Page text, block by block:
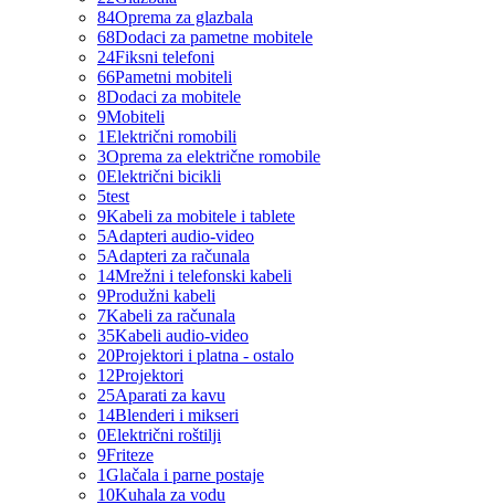
84Oprema za glazbala
68Dodaci za pametne mobitele
24Fiksni telefoni
66Pametni mobiteli
8Dodaci za mobitele
9Mobiteli
1Električni romobili
3Oprema za električne romobile
0Električni bicikli
5test
9Kabeli za mobitele i tablete
5Adapteri audio-video
5Adapteri za računala
14Mrežni i telefonski kabeli
9Produžni kabeli
7Kabeli za računala
35Kabeli audio-video
20Projektori i platna - ostalo
12Projektori
25Aparati za kavu
14Blenderi i mikseri
0Električni roštilji
9Friteze
1Glačala i parne postaje
10Kuhala za vodu